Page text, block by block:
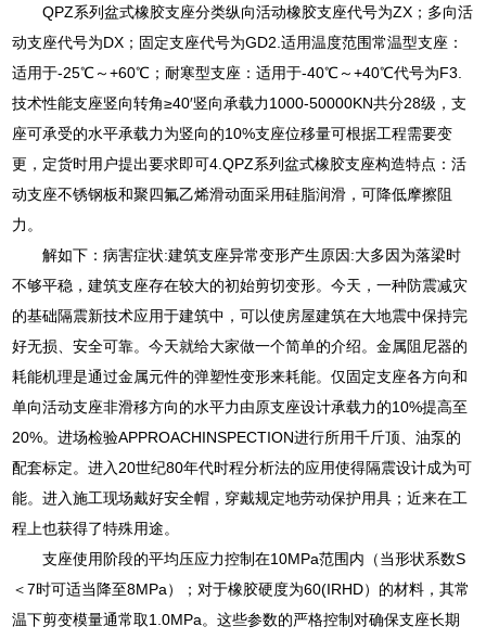
QPZ系列盆式橡胶支座分类纵向活动橡胶支座代号为ZX；多向活
动支座代号为DX；固定支座代号为GD2.适用温度范围常温型支座：
适用于-25℃～+60℃；耐寒型支座：适用于-40℃～+40℃代号为F3.
技术性能支座竖向转角≥40′竖向承载力1000-50000KN共分28级，支
座可承受的水平承载力为竖向的10%支座位移量可根据工程需要变
更，定货时用户提出要求即可4.QPZ系列盆式橡胶支座构造特点：活
动支座不锈钢板和聚四氟乙烯滑动面采用硅脂润滑，可降低摩擦阻
力。
解如下：病害症状:建筑支座异常变形产生原因:大多因为落梁时
不够平稳，建筑支座存在较大的初始剪切变形。今天，一种防震减灾
的基础隔震新技术应用于建筑中，可以使房屋建筑在大地震中保持完
好无损、安全可靠。今天就给大家做一个简单的介绍。金属阻尼器的
耗能机理是通过金属元件的弹塑性变形来耗能。仅固定支座各方向和
单向活动支座非滑移方向的水平力由原支座设计承载力的10%提高至
20%。进场检验APPROACHINSPECTION进行所用千斤顶、油泵的
配套标定。进入20世纪80年代时程分析法的应用使得隔震设计成为可
能。进入施工现场戴好安全帽，穿戴规定地劳动保护用具；近来在工
程上也获得了特殊用途。
支座使用阶段的平均压应力控制在10MPa范围内（当形状系数S
＜7时可适当降至8MPa）；对于橡胶硬度为60(IRHD）的材料，其常
温下剪变模量通常取1.0MPa。这些参数的严格控制对确保支座长期